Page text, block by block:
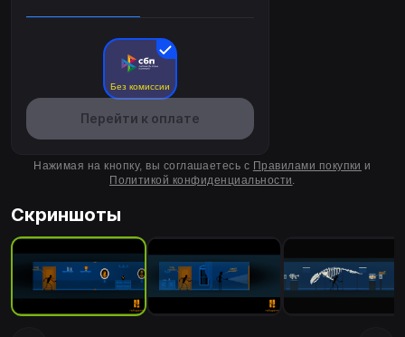
Без комиссии
Перейти к оплате
Нажимая на кнопку, вы соглашаетесь с Правилами покупки и
Политикой конфиденциальности.
Скриншоты